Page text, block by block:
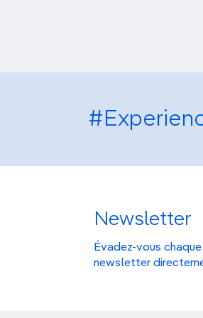
Newsletter
Évadez-vous
newsletter